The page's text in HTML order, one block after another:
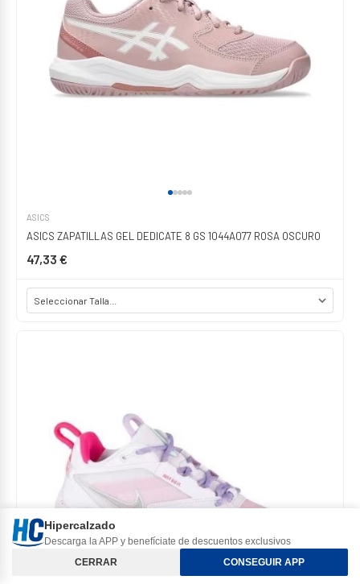
ASICS
ASICS ZAPATILLAS GEL DEDICATE 8 GS 1044A077 ROSA OSCURO
47,33 €
Orden y Filtros
Hipercalzado
Descarga la APP y benefíciate de descuentos exclusivos
CERRAR
CONSEGUIR APP